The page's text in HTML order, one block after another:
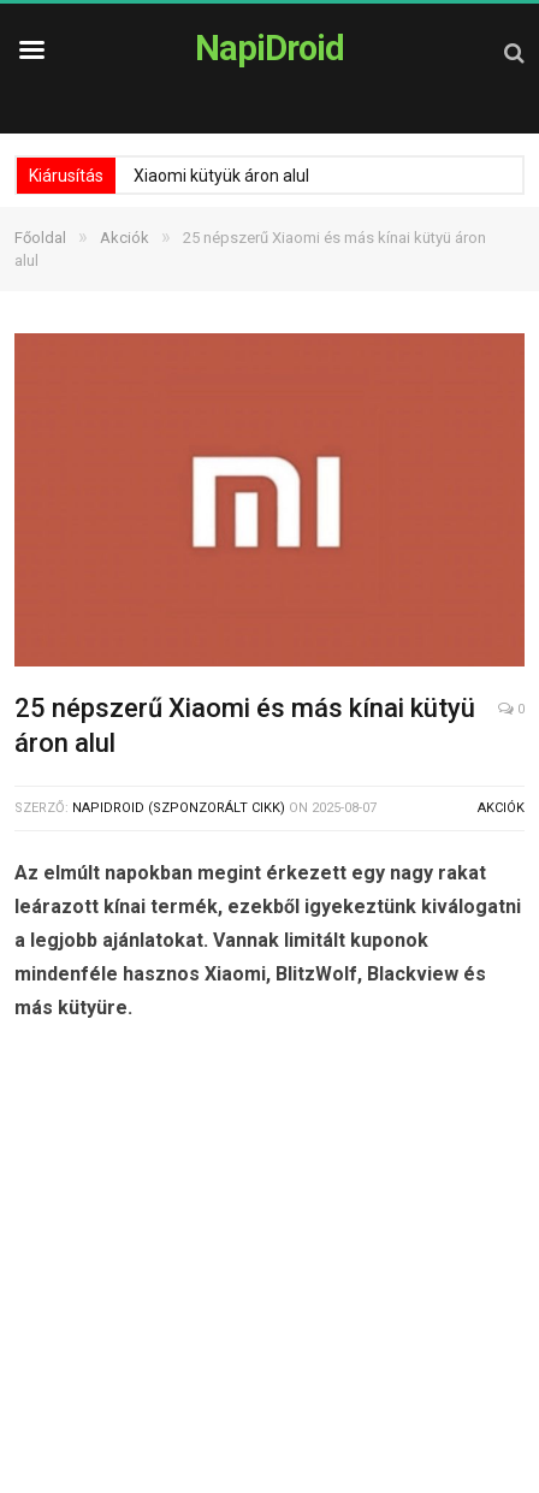
NapiDroid
Kiárusítás Xiaomi kütyük áron alul
Főoldal » Akciók »
25 népszerű Xiaomi és más kínai kütyü áron
alul
25 népszerű Xiaomi és más kínai kütyü
áron alul
0
SZERZŐ: NAPIDROID (SZPONZORÁLT CIKK) ON 2025-08-07 AKCIÓK
Az elmúlt napokban megint érkezett egy nagy rakat
leárazott kínai termék, ezekből igyekeztünk kiválogatni
a legjobb ajánlatokat. Vannak limitált kuponok
mindenféle hasznos Xiaomi, BlitzWolf, Blackview és
más kütyüre.